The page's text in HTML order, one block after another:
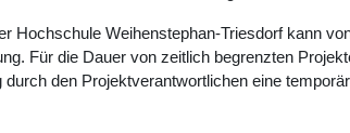
Hochschule Weihenstephan-Triesdorf kann
Für die Dauer von zeitlich begrenzten
den Projektverantwortlichen eine